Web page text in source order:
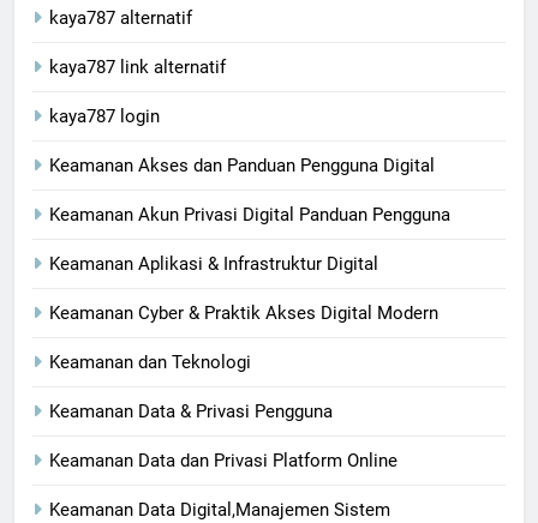
kaya787 alternatif
kaya787 link alternatif
kaya787 login
Keamanan Akses dan Panduan Pengguna Digital
Keamanan Akun Privasi Digital Panduan Pengguna
Keamanan Aplikasi & Infrastruktur Digital
Keamanan Cyber & Praktik Akses Digital Modern
Keamanan dan Teknologi
Keamanan Data & Privasi Pengguna
Keamanan Data dan Privasi Platform Online
Keamanan Data Digital,Manajemen Sistem